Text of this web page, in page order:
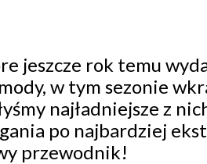
jeszcze rok temu
w tym sezonie
najładniejsze z
po najbardziej
przewodnik!